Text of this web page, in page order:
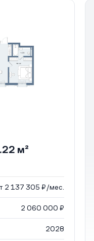
м²
2 137 305 ₽/мес.
2 060 000 ₽
2028